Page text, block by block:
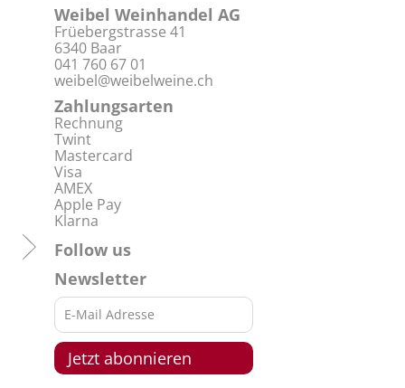
Weibel Weinhandel AG
Früebergstrasse 41
6340 Baar
041 760 67 01
weibel@weibelweine.ch
Zahlungsarten
Rechnung
Twint
Mastercard
Visa
AMEX
Apple Pay
Klarna
Follow us
Newsletter